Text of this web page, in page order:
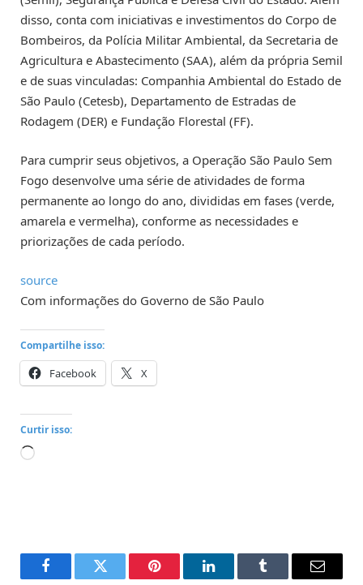
disso, conta com iniciativas e investimentos do Corpo de
Bombeiros, da Polícia Militar Ambiental, da Secretaria de
Agricultura e Abastecimento (SAA), além da própria Semil
e de suas vinculadas: Companhia Ambiental do Estado de
São Paulo (Cetesb), Departamento de Estradas de
Rodagem (DER) e Fundação Florestal (FF).
Para cumprir seus objetivos, a Operação São Paulo Sem
Fogo desenvolve uma série de atividades de forma
permanente ao longo do ano, divididas em fases (verde,
amarela e vermelha), conforme as necessidades e
priorizações de cada período.
source
Com informações do Governo de São Paulo
Compartilhe isso:
Facebook X
Curtir isso:
Carregando...
FacebookTwitter Pinterest LinkedInTumblr Email